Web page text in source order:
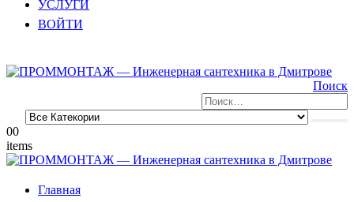
УСЛУГИ
ВОЙТИ
Поиск
00
items
Главная